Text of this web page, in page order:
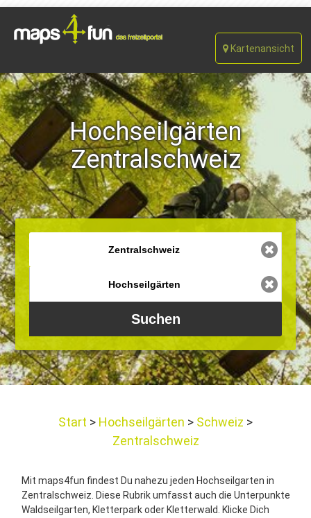
Kartenansicht
Hochseilgärten
Zentralschweiz
Start Hochseilgärten
Schweiz
Zentralschweiz
Mit maps4fun findest Du nahezu jeden Hochseilgarten in
Zentralschweiz. Diese Rubrik umfasst auch die Unterpunkte
Waldseilgarten, Kletterpark oder Kletterwald. Klicke Dich